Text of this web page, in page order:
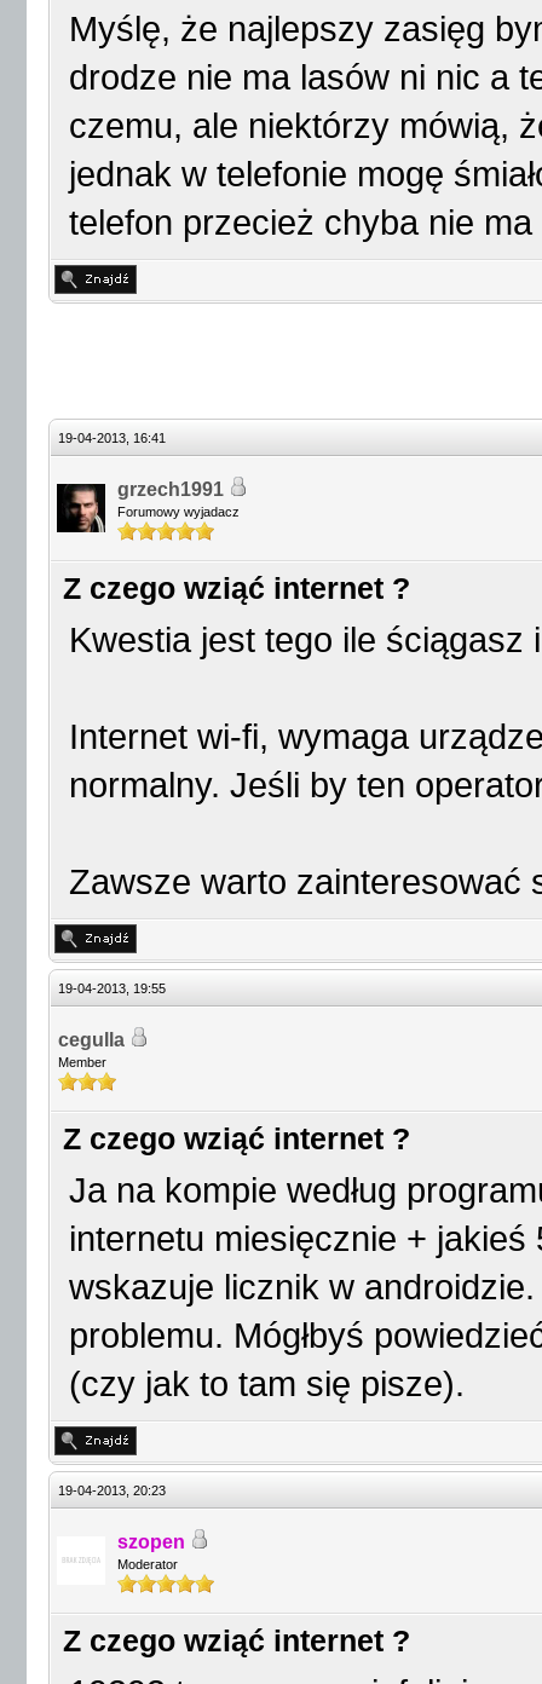
Myślę, że najlepszy zasięg
drodze nie ma lasów ni nic a
czemu, ale niektórzy mówią,
jednak w telefonie mogę
telefon przecież chyba nie
19-04-2013, 16:41
grzech1991
Forumowy wyjadacz
Z czego wziąć internet ?
Kwestia jest tego ile
Internet wi-fi, wymaga
normalny. Jeśli by ten
Zawsze warto zainteresować
19-04-2013, 19:55
cegulla
Member
Z czego wziąć internet ?
Ja na kompie według
internetu miesięcznie +
wskazuje licznik w
problemu. Mógłbyś
(czy jak to tam się pisze).
19-04-2013, 20:23
szopen
Moderator
Z czego wziąć internet ?